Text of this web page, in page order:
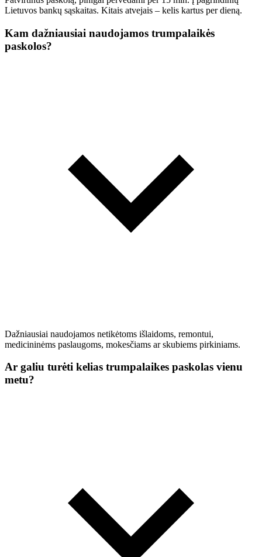
Lietuvos bankų sąskaitas. Kitais atvejais – kelis kartus per dieną.
Kam dažniausiai naudojamos trumpalaikės
paskolos?
Dažniausiai naudojamos netikėtoms išlaidoms, remontui,
medicininėms paslaugoms, mokesčiams ar skubiems pirkiniams.
Ar galiu turėti kelias trumpalaikes paskolas vienu
metu?